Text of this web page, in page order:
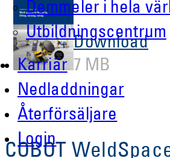
Demmeler i hela
Utbildningscentrum
Karriär
Nedladdningar
Återförsäljare
Login
Download
7 MB
COBOT